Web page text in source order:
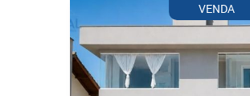
VENDA